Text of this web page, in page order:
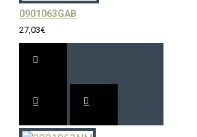
0901063GAB
27,03€